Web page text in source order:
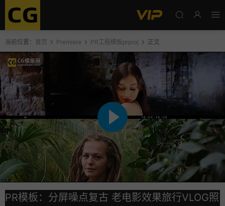
当前位置： 首页 Premiere PR工程模板prproj 正文
PR模板：分屏噪点复古 老电影效果旅行VLOG照